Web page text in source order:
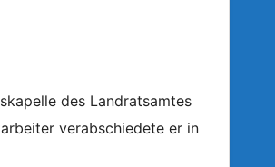
des Landratsamtes
verabschiedete er in